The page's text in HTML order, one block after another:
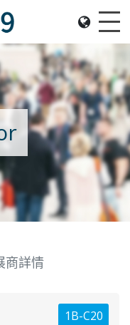
20 Nov 2019,
商詳情
1B-C20